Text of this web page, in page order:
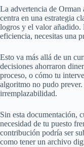
La advertencia de Orman
centra en una estrategia
logros y el valor añadido.
eficiencia, necesitas una
Esto va más allá de un
decisiones ahorraron
proceso, o cómo tu
algoritmo no pudo
irremplazabilidad.
Sin esta documentación,
necesidad de tu puesto
contribución podría ser
como tener un archivo